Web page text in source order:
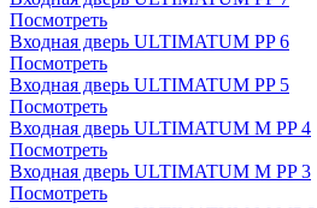
Посмотреть
Входная дверь ULTIMATUM PP 6
Посмотреть
Входная дверь ULTIMATUM PP 5
Посмотреть
Входная дверь ULTIMATUM M PP 4
Посмотреть
Входная дверь ULTIMATUM M PP 3
Посмотреть